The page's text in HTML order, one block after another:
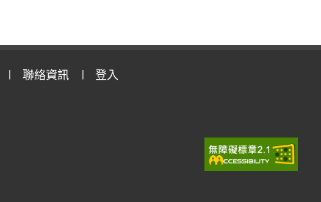
聯絡資訊 登入